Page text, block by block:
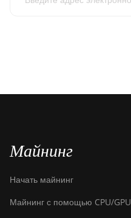
Майнинг
Начать майнинг
Майнинг с помощью CPU/GPU